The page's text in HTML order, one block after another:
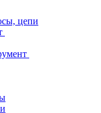
цепи